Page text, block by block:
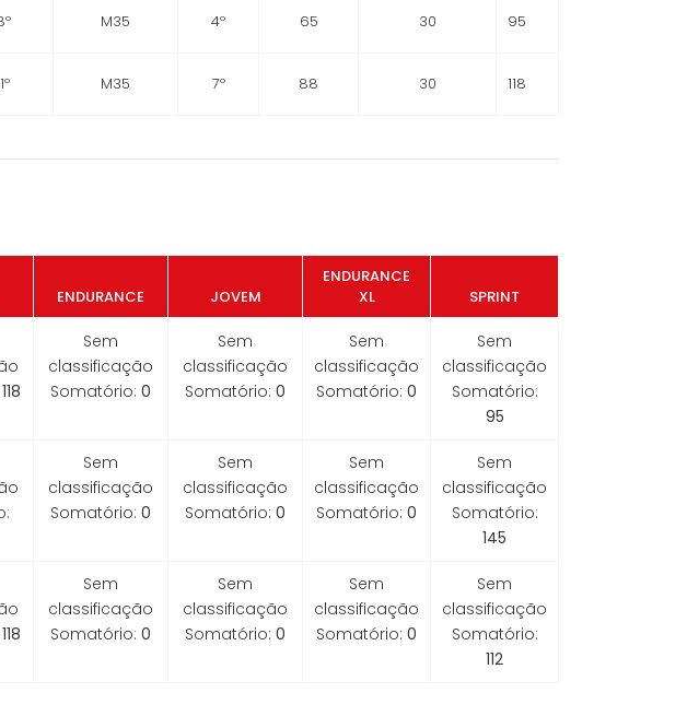
M35 4º 65 30 95
M35 7º 88 30 118
ENDURANCE JOVEM
ENDURANCE
XL
SPRINT
118
Sem
classificação
Somatório: 0
Sem
classificação
Somatório: 0
Sem
classificação
Somatório: 0
Sem
classificação
Somatório:
95
Sem
classificação
Somatório: 0
Sem
classificação
Somatório: 0
Sem
classificação
Somatório: 0
Sem
classificação
Somatório:
145
118
Sem
classificação
Somatório: 0
Sem
classificação
Somatório: 0
Sem
classificação
Somatório: 0
Sem
classificação
Somatório:
112